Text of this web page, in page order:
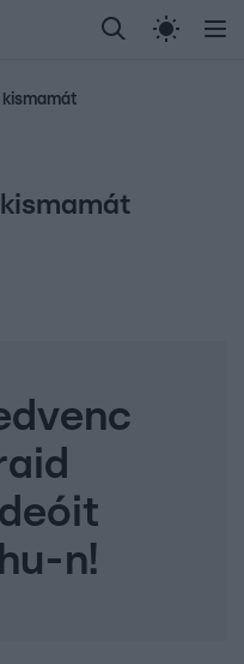
Randi Celeb vagyok,
Babits Marcella
kismamát
n!